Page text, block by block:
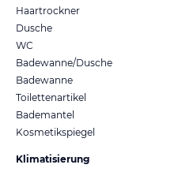
Haartrockner
Dusche
WC
Badewanne/Dusche
Badewanne
Toilettenartikel
Bademantel
Kosmetikspiegel
Klimatisierung